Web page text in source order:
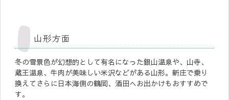
山形方面
冬の雪景色が幻想的として有名になった銀山温泉や、山寺、
蔵王温泉、牛肉が美味しい米沢などがある山形。新庄で乗り
換えてさらに日本海側の鶴岡、酒田へお出かけもおすすめで
す。